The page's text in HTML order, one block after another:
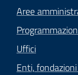
Aree
Uffici
Enti,